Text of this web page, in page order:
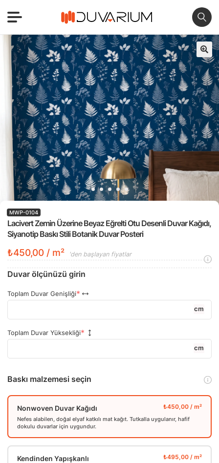
🔍
Lacivert Zemin Üzerine Beyaz Eğrelti Otu Desenli Duvar Kağıdı,
Siyanotip Baskı Stili Botanik Duvar Posteri
MWP-0104
₺450,00 / m² 'den başlayan fiyatlar
Duvar ölçünüzü girin
Toplam Duvar Genişliği
cm
Toplam Duvar Yüksekliği
cm
Baskı malzemesi seçin
Nonwoven Duvar Kağıdı
Nefes alabilen, doğal elyaf katkılı mat kağıt. Tutkalla uygulanır, hafif
dokulu duvarlar için uygundur.
Kendinden Yapışkanlı